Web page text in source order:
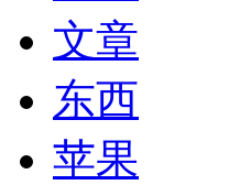
文章
东西
苹果